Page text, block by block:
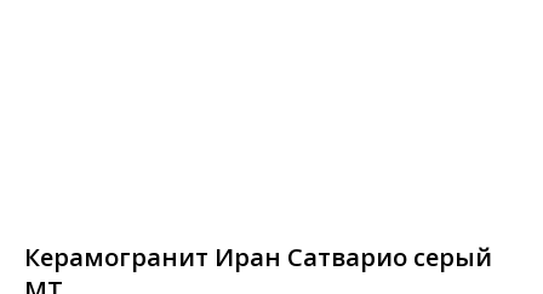
Керамогранит Иран Сатварио серый